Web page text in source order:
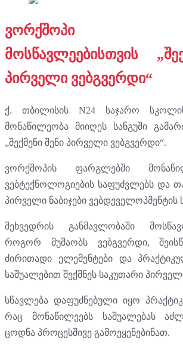
ვორქშოპი
მოსწავლეებისთვის
პირველი ვებგვერდი“
ქ. თბილისის N24 საჯარო
მონაწილეობა მიიღეს სანგუში
„შექმენი შენი პირველი ვებგვერდი“.
ვორქშოპის ფარგლებში
ვებტექნოლოგიების საფუძვლებს და
პირველი ნაბიჯები ვებდეველოპმენტის
შეხვედრის განმავლობაში
როგორ მუშაობს ვებგვერდი,
ძირითადი ელემენტები და
საშუალებით შექმნეს საკუთარი
სწავლება დაფუძნებული იყო
რაც მონაწილეებს საშუალებას
ცოდნა პროცესშივე გამოეყენებინათ.